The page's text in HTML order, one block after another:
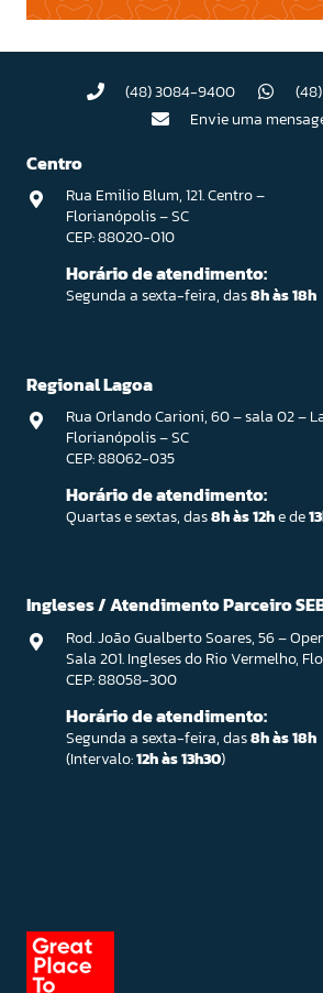
(48) 3084-9400
Envie uma
Centro
Rua Emilio Blum, 121. Centro –
Florianópolis – SC
CEP: 88020-010
Horário de atendimento:
Segunda a sexta-feira, das8h às 18h
Regional Lagoa
Rua Orlando Carioni, 60 – sala 02 –
Florianópolis – SC
CEP: 88062-035
Horário de atendimento:
Quartas e sextas, das8h às 12he de
Ingleses / Atendimento Parceiro
Rod. João Gualberto Soares, 56 –
Sala 201. Ingleses do Rio Vermelho,
CEP: 88058-300
Horário de atendimento:
Segunda a sexta-feira, das8h às 18h
(Intervalo:12h às 13h30)